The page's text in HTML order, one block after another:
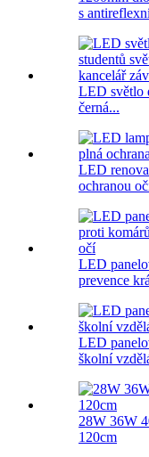
s
LED světlo
černá...
LED
ochranou
LED
prevence
LED
školní
28W 36W
120cm